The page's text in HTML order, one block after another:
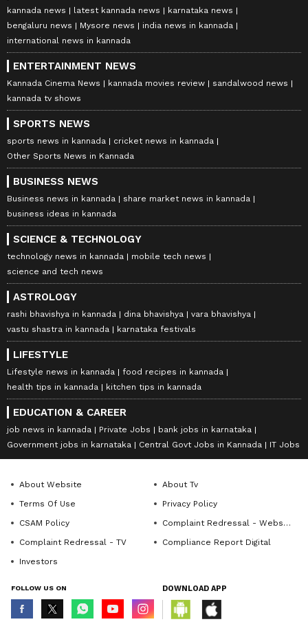
kannada news latest kannada news
karnataka news
bengaluru news
Mysore news
india news in kannada
international news in kannada
ENTERTAINMENT NEWS
Kannada Cinema News kannada movies review
sandalwood news
kannada tv shows
SPORTS NEWS
sports news in kannada
cricket news in kannada
Other Sports News in Kannada
BUSINESS NEWS
Business news in kannada
share market news in kannada
business ideas in kannada
SCIENCE & TECHNOLOGY
technology news in kannada
mobile tech news
science and tech news
ASTROLOGY
rashi bhavishya in kannada dina bhavishya
vara bhavishya
vastu shastra in kannada
karnataka festivals
LIFESTYLE
Lifestyle news in kannada
food recipes in kannada
health tips in kannada
kitchen tips in kannada
EDUCATION & CAREER
job news in kannada Private Jobs
bank jobs in karnataka
Government jobs in karnataka
Central Govt Jobs in Kannada IT Jobs
About Website
About Tv
Terms Of Use
Privacy Policy
CSAM Policy
Complaint Redressal - Website
Complaint Redressal - TV
Compliance Report Digital
Investors
FOLLOW US ON DOWNLOAD APP